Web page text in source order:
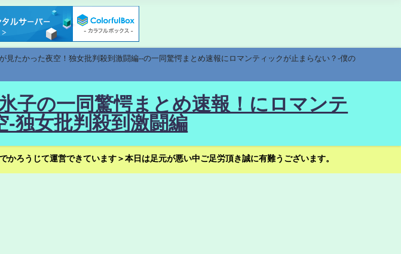
たかった夜空！独女批判殺到激闘編--の一同驚愕まとめ速報にロマンティックが止まらない？-僕の
子の一同驚愕まとめ速報！にロマンテ
独女批判殺到激闘編
ろうじて運営できています＞本日は足元が悪い中ご足労頂き誠に有難うございます。